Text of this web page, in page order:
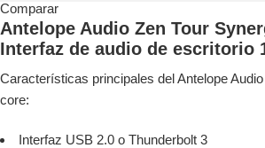
Comparar
Antelope Audio Zen Tour
Interfaz de audio de escritorio
Características principales del Antelope
core:
Interfaz USB 2.0 o Thunderbolt 3